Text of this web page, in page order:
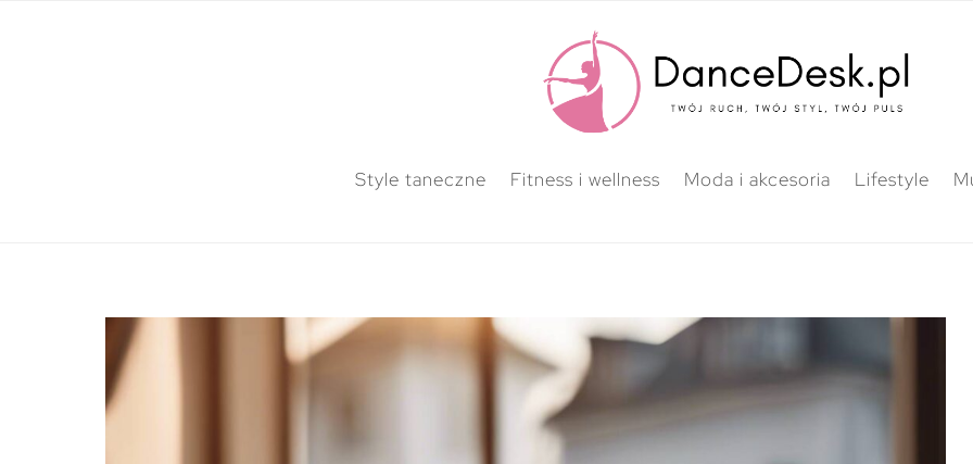
Style taneczne Fitness i wellness Moda i akcesoria Lifestyle